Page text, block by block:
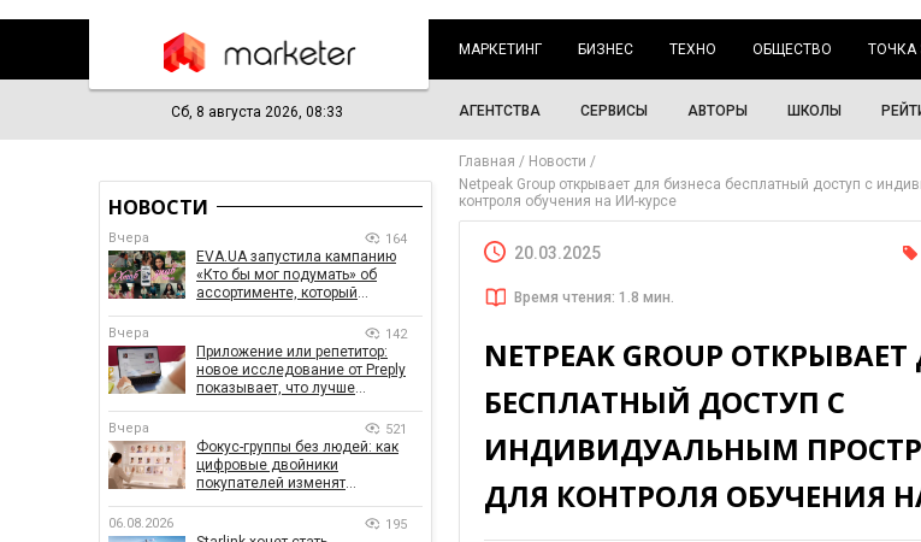
МАРКЕТИНГ БИЗНЕС ТЕХНО ОБЩЕСТВО ТОЧКА
Сб, 8 августа 2026, 08:33 АГЕНТСТВА СЕРВИСЫ АВТОРЫ ШКОЛЫ
Главная
Новости
Netpeak Group открывает для бизнеса бесплатный доступ с
контроля обучения на ИИ-курсе
20.03.2025
Время чтения: 1.8 мин.
NETPEAK GROUP
БЕСПЛАТНЫЙ ДОСТУП С
ИНДИВИДУАЛЬНЫМ
ДЛЯ КОНТРОЛЯ ОБУЧЕНИЯ
НОВОСТИ
Вчера 164
EVA.UA запустила кампанию
«Кто бы мог подумать» об
ассортименте, который
Вчера 142
Приложение или репетитор:
новое исследование от Preply
показывает, что лучше
Вчера 521
Фокус-группы без людей: как
цифровые двойники
покупателей изменят
06.08.2026 195